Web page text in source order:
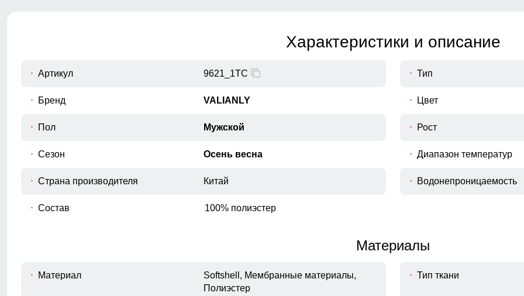
Измеряется вокруг самой широкой
части бедер и ягодиц.
Характеристики и описание
Артикул 9621_1TC
Бренд VALIANLY
Пол Мужской
Сезон Осень весна
Страна производителя Китай
Тип
Цвет
Рост
Диапазон температур
Водонепроницаемость
Состав 100% полиэстер
Материалы
Материал
Softshell, Мембранные материалы,
Полиэстер
Тип ткани